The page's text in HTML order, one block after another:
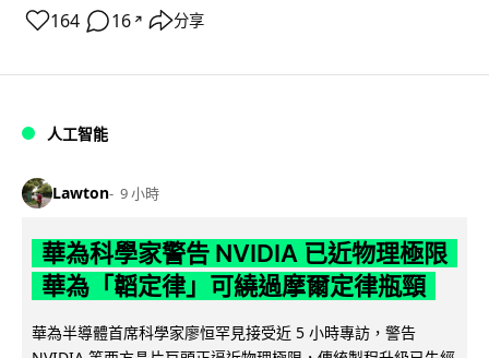
164 16 ↗ 分享
人工智能
Lawton 9 小時
華為科學家警告 NVIDIA 已近物理極限
華為「韜定律」可繞過摩爾定律瓶頸
華為半導體首席科學家廖恒罕見接受近 5 小時專訪，警告